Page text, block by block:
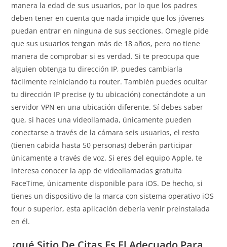
manera la edad de sus usuarios, por lo que los padres
deben tener en cuenta que nada impide que los jóvenes
puedan entrar en ninguna de sus secciones. Omegle pide
que sus usuarios tengan más de 18 años, pero no tiene
manera de comprobar si es verdad. Si te preocupa que
alguien obtenga tu dirección IP, puedes cambiarla
fácilmente reiniciando tu router. También puedes ocultar
tu dirección IP precise (y tu ubicación) conectándote a un
servidor VPN en una ubicación diferente. Sí debes saber
que, si haces una videollamada, únicamente pueden
conectarse a través de la cámara seis usuarios, el resto
(tienen cabida hasta 50 personas) deberán participar
únicamente a través de voz. Si eres del equipo Apple, te
interesa conocer la app de videollamadas gratuita
FaceTime, únicamente disponible para iOS. De hecho, si
tienes un dispositivo de la marca con sistema operativo iOS
four o superior, esta aplicación debería venir preinstalada
en él.